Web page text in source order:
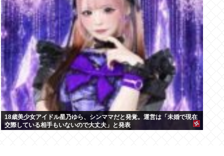
18歳美少女アイドル星乃ゆら、シンママだと発覚。運営は「未婚で現在
交際している相手もいないので大丈夫」と発表